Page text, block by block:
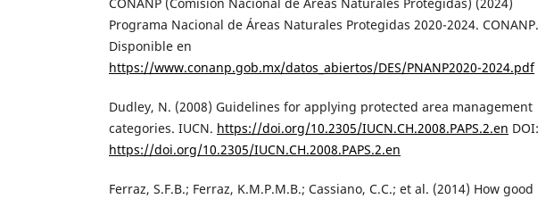
Programa Nacional de Áreas Naturales Protegidas 2020-2024. CONANP.
Disponible en
https://www.conanp.gob.mx/datos_abiertos/DES/PNANP2020-2024.pdf
Dudley, N. (2008) Guidelines for applying protected area management
categories. IUCN. https://doi.org/10.2305/IUCN.CH.2008.PAPS.2.en DOI:
https://doi.org/10.2305/IUCN.CH.2008.PAPS.2.en
Ferraz, S.F.B.; Ferraz, K.M.P.M.B.; Cassiano, C.C.; et al. (2014) How good